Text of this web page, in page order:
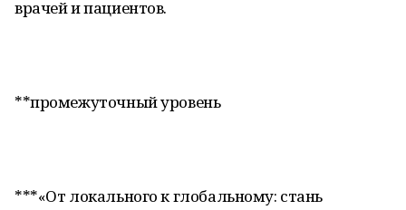
врачей и пациентов.
**промежуточный уровень
***«От локального к глобальному: стань